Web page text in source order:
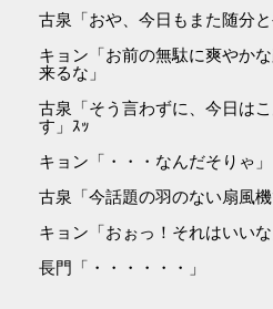
古泉「おや、今日もまた随分
キョン「お前の無駄に爽やか
来るな」
古泉「そう言わずに、今日は
す」ｽｯ
キョン「・・・なんだそりゃ」
古泉「今話題の羽のない扇風機
キョン「おぉっ！それはいい
長門「・・・・・・」